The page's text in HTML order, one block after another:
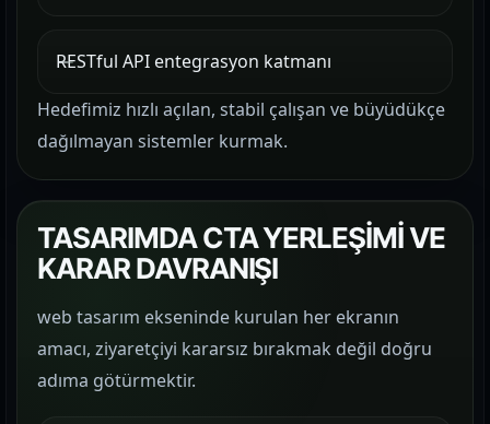
RESTful API entegrasyon katmanı
Hedefimiz hızlı açılan, stabil çalışan ve büyüdükçe
dağılmayan sistemler kurmak.
TASARIMDA CTA YERLEŞİMİ VE
KARAR DAVRANIŞI
web tasarım ekseninde kurulan her ekranın
amacı, ziyaretçiyi kararsız bırakmak değil doğru
adıma götürmektir.